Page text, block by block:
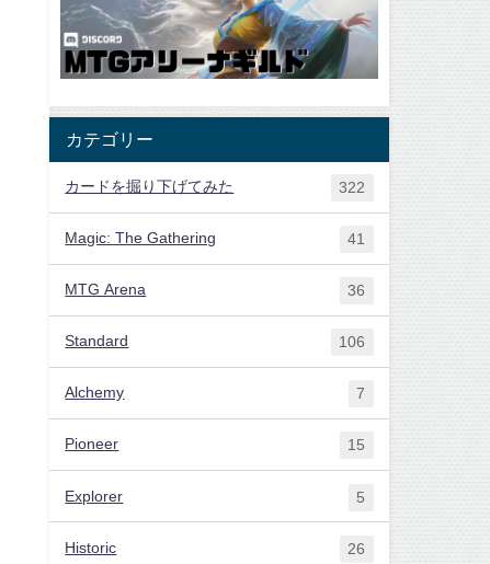
カテゴリー
カードを掘り下げてみた 322
Magic: The Gathering 41
MTG Arena 36
Standard 106
Alchemy 7
Pioneer 15
Explorer 5
Historic 26